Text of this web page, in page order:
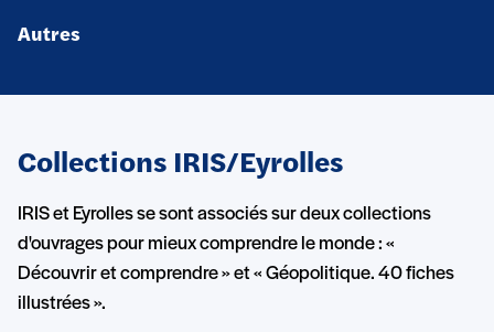
Autres
Collections IRIS/Eyrolles
IRIS et Eyrolles se sont associés sur deux collections
d'ouvrages pour mieux comprendre le monde : «
Découvrir et comprendre » et « Géopolitique. 40 fiches
illustrées ».